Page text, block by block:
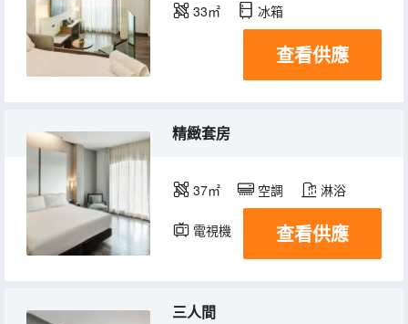
33㎡ 冰箱
查看供應
精緻套房
37㎡ 空調 淋浴
電視機 冰箱
查看供應
三人間